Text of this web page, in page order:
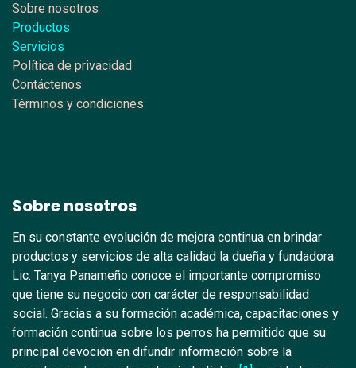
Sobre nosotros
Productos
Servicios
Política de privacidad
Contáctenos
Términos y condiciones
Sobre nosotros
En su constante evolución de mejora continua en brindar
productos y servicios de alta calidad la dueña y fundadora
Lic. Tanya Panameño conoce el importante compromiso
que tiene su negocio con carácter de responsabilidad
social. Gracias a su formación académica, capacitaciones y
formación continua sobre los perros ha permitido que su
principal devoción en difundir información sobre la